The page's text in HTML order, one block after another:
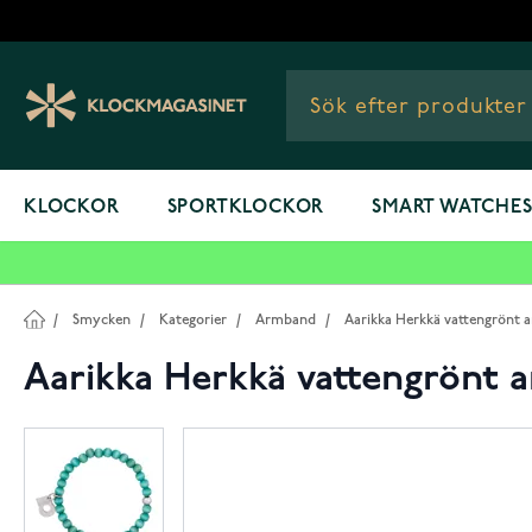
KLOCKOR SPORTKLOCKOR SMART WATCHES
/ Smycken / Kategorier / Armband / Aarikka Herkkä vattengrönt
Aarikka Herkkä vattengrönt